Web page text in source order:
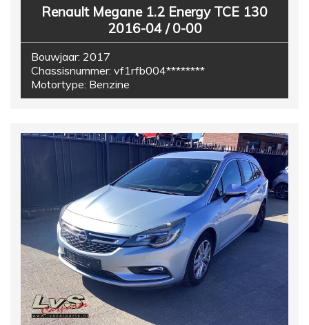
Renault Megane 1.2 Energy TCE 130
2016-04 / 0-00
Bouwjaar: 2017
Chassisnummer: vf1rfb004********
Motortype: Benzine